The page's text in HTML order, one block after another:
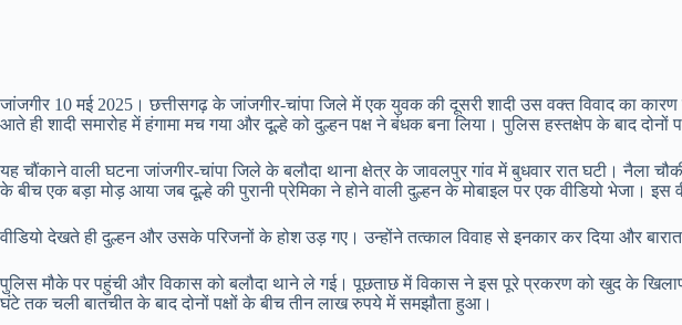
जांजगीर 10 मई 2025। छत्तीसगढ़ के जांजगीर-चांपा जिले में एक युवक की दूसरी शादी उस वक्त विवाद का कारण
आते ही शादी समारोह में हंगामा मच गया और दूल्हे को दुल्हन पक्ष ने बंधक बना लिया। पुलिस हस्तक्षेप के बाद
यह चौंकाने वाली घटना जांजगीर-चांपा जिले के बलौदा थाना क्षेत्र के जावलपुर गांव में बुधवार रात घटी। नैला
के बीच एक बड़ा मोड़ आया जब दूल्हे की पुरानी प्रेमिका ने होने वाली दुल्हन के मोबाइल पर एक वीडियो भेजा।
वीडियो देखते ही दुल्हन और उसके परिजनों के होश उड़ गए। उन्होंने तत्काल विवाह से इनकार कर दिया और
पुलिस मौके पर पहुंची और विकास को बलौदा थाने ले गई। पूछताछ में विकास ने इस पूरे प्रकरण को खुद के
घंटे तक चली बातचीत के बाद दोनों पक्षों के बीच तीन लाख रुपये में समझौता हुआ।